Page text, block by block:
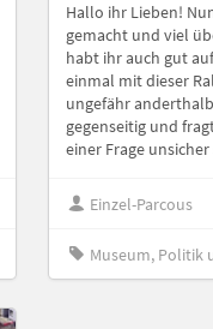
Hallo ihr Lieben!
gemacht und viel
habt ihr auch gut
einmal mit dieser
ungefähr
gegenseitig und
einer Frage unsicher
Einzel-Parcous
Museum, Politik